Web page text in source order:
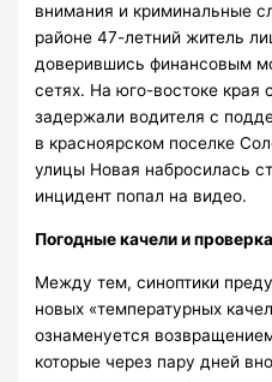
внимания и криминальные
районе 47-летний житель
доверившись финансовым
сетях. На юго-востоке края
задержали водителя с
в красноярском поселке
улицы Новая набросилась
инцидент попал на видео.
Погодные качели и
Между тем, синоптики
новых «температурных
ознаменуется
которые через пару дней